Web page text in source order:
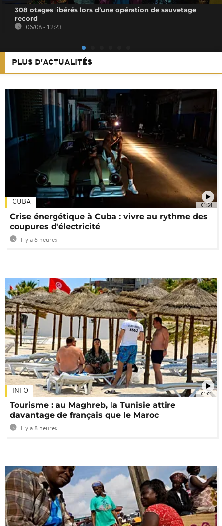
308 otages libérés lors d’une opération de sauvetage
record
06/08 - 12:23
PLUS D'ACTUALITÉS
01:54
CUBA
Crise énergétique à Cuba : vivre au rythme des
coupures d'électricité
Il y a 6 heures
01:01
INFO
Tourisme : au Maghreb, la Tunisie attire
davantage de français que le Maroc
Il y a 8 heures